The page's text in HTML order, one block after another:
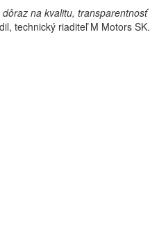
na kvalitu,
technický riaditeľ M Motors SK.